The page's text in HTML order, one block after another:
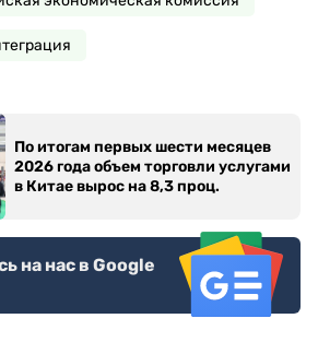
По итогам первых шести месяцев
2026 года объем торговли услугами
в Китае вырос на 8,3 проц.
на нас в Google